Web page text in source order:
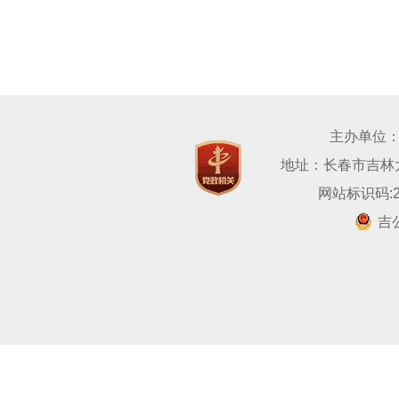
主办单位
地址：长春市吉
网站标识码
吉